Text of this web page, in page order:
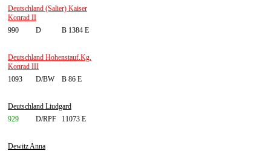
Deutschland (Salier) Kaiser
Konrad II
990
D B 1384 E
Deutschland Hohenstauf.Kg.
Konrad III
1093
D/BW B 86 E
Deutschland Liudgard
929
D/RPF 11073 E
Dewitz Anna